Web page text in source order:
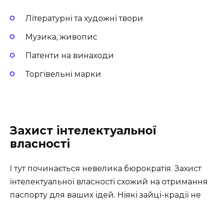
Літературні та художні твори
Музика, живопис
Патенти на винаходи
Торгівельні марки
Захист інтелектуальної
власності
І тут починається невелика бюрократія. Захист
інтелектуальної власності схожий на отримання
паспорту для ваших ідей. Ніякі зайці-крадії не